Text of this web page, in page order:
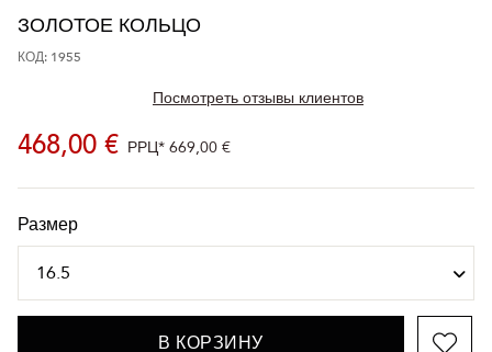
ЗОЛОТОЕ КОЛЬЦО
КОД: 1955
Посмотреть отзывы клиентов
468,00 € РРЦ* 669,00 €
Размер
В КОРЗИНУ